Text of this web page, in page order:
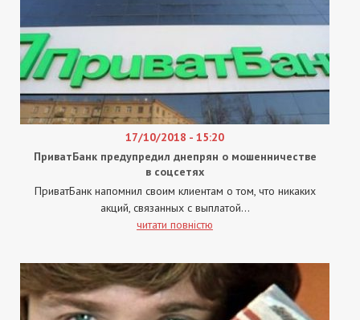
17/10/2018 - 15:20
ПриватБанк предупредил днепрян о мошенничестве
в соцсетях
ПриватБанк напомнил своим клиентам о том, что никаких
акций, связанных с выплатой...
читати повністю